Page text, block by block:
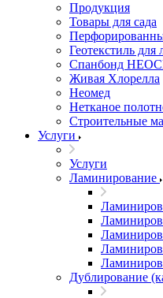
Продукция
Товары для сада
Геотекстиль
Спанбонд
Живая Хлорелла
Нeомед
Нетканое
Строительные
Услуги
Услуги
Ламинирование
Дублирование